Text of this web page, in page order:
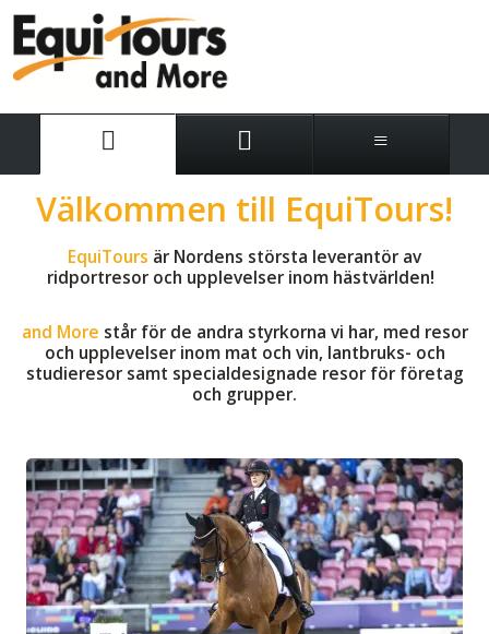
Välkommen till EquiTours!
EquiTours är Nordens största leverantör av
ridportresor och upplevelser inom hästvärlden!
and More står för de andra styrkorna vi har, med resor
och upplevelser inom mat och vin, lantbruks- och
studieresor samt specialdesignade resor för företag
och grupper.